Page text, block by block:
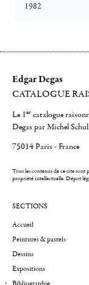
1982
Edgar Degas
CATALOGUE
Le 1er catalogue
Degas par Michel
75014 Paris - France
Tous les contenus de ce site sont
propriété intellectuelle.Dépot
SECTIONS
Accueil
Peintures & pastels
Dessins
Expositions